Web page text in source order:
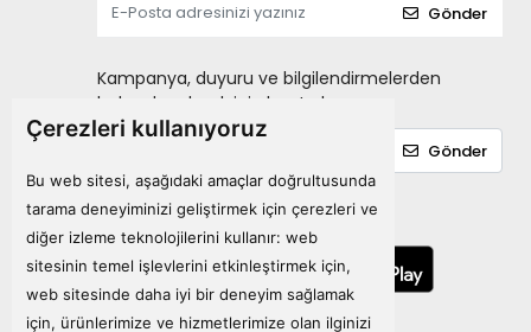
Çerezleri kullanıyoruz
Bu web sitesi, aşağıdaki amaçlar doğrultusunda
tarama deneyiminizi geliştirmek için çerezleri ve
diğer izleme teknolojilerini kullanır: web
sitesinin temel işlevlerini etkinleştirmek için,
web sitesinde daha iyi bir deneyim sağlamak
için, ürünlerimize ve hizmetlerimize olan ilginizi
miraderm
Nature's Bounty
Natuwell
NEW LIFE
NURSE HARVEY'S
Ocean
Gönder
Kampanya, duyuru ve bilgilendirmelerden
haberdar olmak için kayıt olun.
Gönder
Mobil Uygulamalarımız